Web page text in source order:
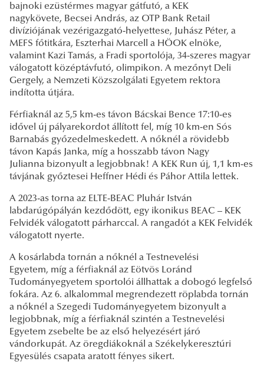
bajnoki ezüstérmes magyar gátfutó, a KEK
nagykövete, Becsei András, az OTP Bank Retail
divíziójának vezérigazgató-helyettese, Juhász Péter, a
MEFS főtitkára, Eszterhai Marcell a HÖOK elnöke,
valamint Kazi Tamás, a Fradi sportolója, 34-szeres magyar
válogatott középtávfutó, olimpikon. A mezőnyt Deli
Gergely, a Nemzeti Közszolgálati Egyetem rektora
indította útjára.
Férfiaknál az 5,5 km-es távon Bácskai Bence 17:10-es
idővel új pályarekordot állított fel, míg 10 km-en Sós
Barnabás győzedelmeskedett. A nőknél a rövidebb
távon Kapás Janka, míg a hosszabb távon Nagy
Julianna bizonyult a legjobbnak! A KEK Run új, 1,1 km-es
távjának győztesei Heffner Hédi és Páhor Attila lettek.
A 2023-as torna az ELTE-BEAC Pluhár István
labdarúgópályán kezdődött, egy ikonikus BEAC – KEK
Felvidék válogatott párharccal. A rangadót a KEK Felvidék
válogatott nyerte.
A kosárlabda tornán a nőknél a Testnevelési
Egyetem, míg a férfiaknál az Eötvös Loránd
Tudományegyetem sportolói állhattak a dobogó legfelső
fokára. Az 6. alkalommal megrendezett röplabda tornán
a nőknél a Szegedi Tudományegyetem bizonyult a
legjobbnak, míg a férfiaknál szintén a Testnevelési
Egyetem zsebelte be az első helyezésért járó
vándorkupát. Az öregdiákoknál a Székelykeresztúri
Egyesülés csapata aratott fényes sikert.